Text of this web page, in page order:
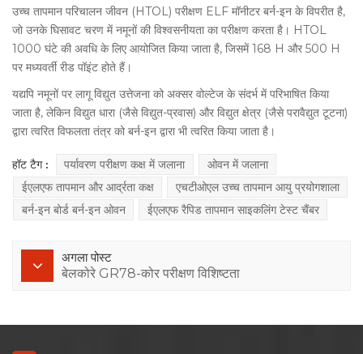
उच्च तापमान परिचालन जीवन (HTOL) परीक्षण ELF मॉनीटर बर्न-इन के विपरीत है,
जो उनके घिसावट चरण में नमूनों की विश्वसनीयता का परीक्षण करता है। HTOL
1000 घंटे की अवधि के लिए आयोजित किया जाता है, जिसमें 168 H और 500 H
पर मध्यवर्ती रीड पॉइंट होते हैं।
यद्यपि नमूनों पर लागू विद्युत उत्तेजना को अक्सर वोल्टेज के संदर्भ में परिभाषित किया
जाता है, लेकिन विद्युत धारा (जैसे विद्युत-प्रवास) और विद्युत क्षेत्र (जैसे परावैद्युत टूटना)
द्वारा त्वरित विफलता तंत्र को बर्न-इन द्वारा भी त्वरित किया जाता है।
हॉट टैग : पर्यावरण परीक्षण कक्ष में जलाना
ओवन में जलाना
ईएलएफ तापमान और आर्द्रता कक्ष
एचटीओएल उच्च तापमान आयु प्रयोगशाला
बर्न-इन बोर्ड बर्न-इन ओवन
ईएलएफ रैपिड तापमान साइकलिंग टेस्ट चैंबर
अगला पोस्ट
बेलकोरे GR78-कोर परीक्षण विशिष्टता